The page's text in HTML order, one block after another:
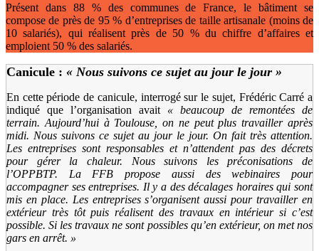
Présent dans 88 % des communes de France, le bâtiment se
compose de près de 95 % d’entreprises de taille artisanale (moins de
10 salariés), qui réalisent près de 50 % du chiffre d’affaires et
emploient 50 % des salariés.
Canicule : « Nous suivons ce sujet au jour le jour »
En cette période de canicule, interrogé sur le sujet, Frédéric Carré a
indiqué que l’organisation avait « beaucoup de remontées de
terrain. Aujourd’hui à Toulouse, on ne peut plus travailler après
midi. Nous suivons ce sujet au jour le jour. On fait très attention.
Les entreprises sont responsables et n’attendent pas des décrets
pour gérer la chaleur. Nous suivons les préconisations de
l’OPPBTP. La FFB propose aussi des webinaires pour
accompagner ses entreprises. Il y a des décalages horaires qui sont
mis en place. Les entreprises s’organisent aussi pour travailler en
extérieur très tôt puis réalisent des travaux en intérieur si c’est
possible. Si les travaux ne sont possibles qu’en extérieur, on met nos
gars en arrêt. »